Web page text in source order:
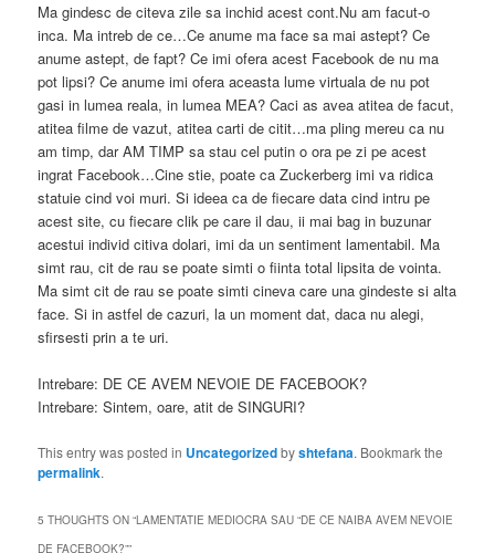
Ma gindesc de citeva zile sa inchid acest cont.Nu am facut-o
inca. Ma intreb de ce…Ce anume ma face sa mai astept? Ce
anume astept, de fapt? Ce imi ofera acest Facebook de nu ma
pot lipsi? Ce anume imi ofera aceasta lume virtuala de nu pot
gasi in lumea reala, in lumea MEA? Caci as avea atitea de facut,
atitea filme de vazut, atitea carti de citit…ma pling mereu ca nu
am timp, dar AM TIMP sa stau cel putin o ora pe zi pe acest
ingrat Facebook…Cine stie, poate ca Zuckerberg imi va ridica
statuie cind voi muri. Si ideea ca de fiecare data cind intru pe
acest site, cu fiecare clik pe care il dau, ii mai bag in buzunar
acestui individ citiva dolari, imi da un sentiment lamentabil. Ma
simt rau, cit de rau se poate simti o fiinta total lipsita de vointa.
Ma simt cit de rau se poate simti cineva care una gindeste si alta
face. Si in astfel de cazuri, la un moment dat, daca nu alegi,
sfirsesti prin a te uri.
Intrebare: DE CE AVEM NEVOIE DE FACEBOOK?
Intrebare: Sintem, oare, atit de SINGURI?
This entry was posted in Uncategorizedbyshtefana. Bookmark the
permalink.
5 THOUGHTS ON “LAMENTATIE MEDIOCRA SAU “DE CE NAIBA AVEM NEVOIE
DE FACEBOOK?””